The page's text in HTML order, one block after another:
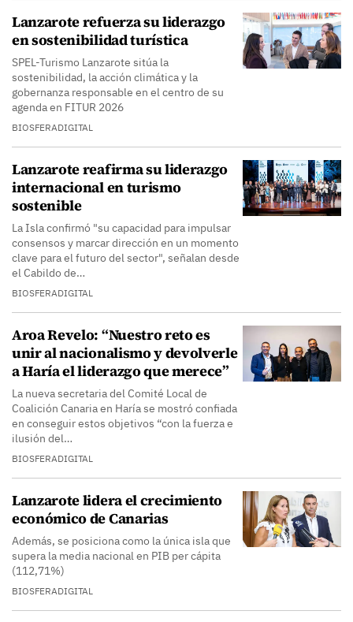
Lanzarote refuerza su liderazgo
en sostenibilidad turística
SPEL-Turismo Lanzarote sitúa la
sostenibilidad, la acción climática y la
gobernanza responsable en el centro de su
agenda en FITUR 2026
BIOSFERADIGITAL
Lanzarote reafirma su liderazgo
internacional en turismo
sostenible
La Isla confirmó "su capacidad para impulsar
consensos y marcar dirección en un momento
clave para el futuro del sector", señalan desde
el Cabildo de…
BIOSFERADIGITAL
Aroa Revelo: “Nuestro reto es
unir al nacionalismo y devolverle
a Haría el liderazgo que merece”
La nueva secretaria del Comité Local de
Coalición Canaria en Haría se mostró confiada
en conseguir estos objetivos “con la fuerza e
ilusión del…
BIOSFERADIGITAL
Lanzarote lidera el crecimiento
económico de Canarias
Además, se posiciona como la única isla que
supera la media nacional en PIB per cápita
(112,71%)
BIOSFERADIGITAL